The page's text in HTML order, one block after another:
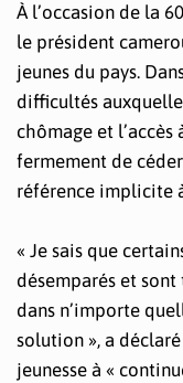
À l’occasion de la
le président
jeunes du pays.
difficultés
chômage et
fermement de
référence implicite
« Je sais que
désemparés et
dans n’importe
solution », a
jeunesse à «